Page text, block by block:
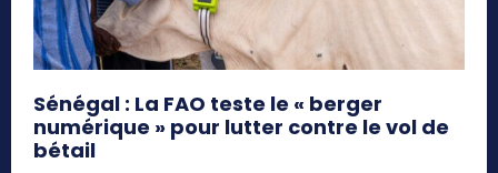
Sénégal : La FAO teste le « berger
numérique » pour lutter contre le vol de
bétail